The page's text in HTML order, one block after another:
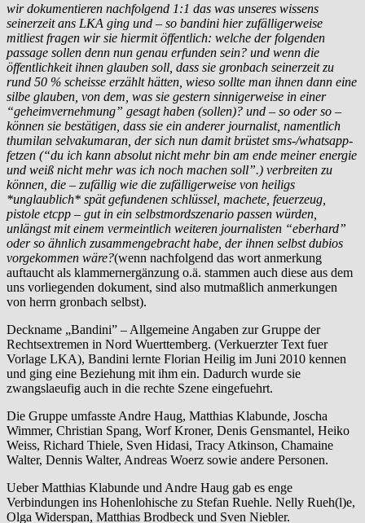
wir dokumentieren nachfolgend 1:1 das was unseres wissens
seinerzeit ans LKA ging und – so bandini hier zufälligerweise
mitliest fragen wir sie hiermit öffentlich: welche der folgenden
passage sollen denn nun genau erfunden sein? und wenn die
öffentlichkeit ihnen glauben soll, dass sie gronbach seinerzeit zu
rund 50 % scheisse erzählt hätten, wieso sollte man ihnen dann eine
silbe glauben, von dem, was sie gestern sinnigerweise in einer
“geheimvernehmung” gesagt haben (sollen)? und – so oder so –
können sie bestätigen, dass sie ein anderer journalist, namentlich
thumilan selvakumaran, der sich nun damit brüstet sms-/whatsapp-
fetzen (“du ich kann absolut nicht mehr bin am ende meiner energie
und weiß nicht mehr was ich noch machen soll”.) verbreiten zu
können, die – zufällig wie die zufälligerweise von heiligs
*unglaublich* spät gefundenen schlüssel, machete, feuerzeug,
pistole etcpp – gut in ein selbstmordszenario passen würden,
unlängst mit einem vermeintlich weiteren journalisten “eberhard”
oder so ähnlich zusammengebracht habe, der ihnen selbst dubios
vorgekommen wäre?(wenn nachfolgend das wort anmerkung
auftaucht als klammernergänzung o.ä. stammen auch diese aus dem
uns vorliegenden dokument, sind also mutmaßlich anmerkungen
von herrn gronbach selbst).
Deckname „Bandini” – Allgemeine Angaben zur Gruppe der
Rechtsextremen in Nord Wuerttemberg. (Verkuerzter Text fuer
Vorlage LKA), Bandini lernte Florian Heilig im Juni 2010 kennen
und ging eine Beziehung mit ihm ein. Dadurch wurde sie
zwangslaeufig auch in die rechte Szene eingefuehrt.
Die Gruppe umfasste Andre Haug, Matthias Klabunde, Joscha
Wimmer, Christian Spang, Worf Kroner, Denis Gensmantel, Heiko
Weiss, Richard Thiele, Sven Hidasi, Tracy Atkinson, Chamaine
Walter, Dennis Walter, Andreas Woerz sowie andere Personen.
Ueber Matthias Klabunde und Andre Haug gab es enge
Verbindungen ins Hohenlohische zu Stefan Ruehle. Nelly Rueh(l)e,
Olga Widerspan, Matthias Brodbeck und Sven Niebler.